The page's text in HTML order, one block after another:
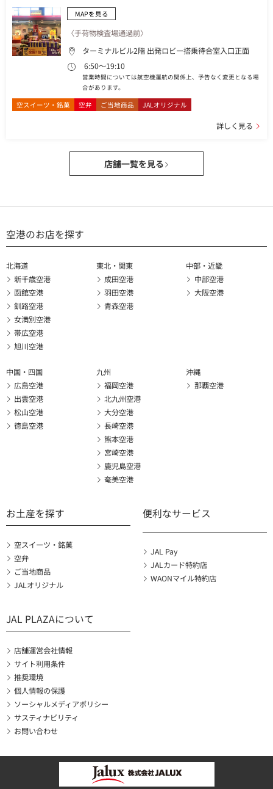
MAPを見る
〈手荷物検査場通過前〉
ターミナルビル2階 出発ロビー搭乗待合室入口正面
6:50～19:10
営業時間については航空機運航の関係上、予告なく変更となる場
合があります。
空スイーツ・銘菓 空弁 ご当地商品 JALオリジナル
詳しく見る
店舗一覧を見る
空港のお店を探す
北海道
新千歳空港
函館空港
釧路空港
女満別空港
帯広空港
旭川空港
東北・関東
成田空港
羽田空港
青森空港
中部・近畿
中部空港
大阪空港
中国・四国
広島空港
出雲空港
松山空港
徳島空港
九州
福岡空港
北九州空港
大分空港
長崎空港
熊本空港
宮崎空港
鹿児島空港
奄美空港
沖縄
那覇空港
お土産を探す
空スイーツ・銘菓
空弁
ご当地商品
JALオリジナル
便利なサービス
JAL Pay
JALカード特約店
WAONマイル特約店
JAL PLAZAについて
店舗運営会社情報
サイト利用条件
推奨環境
個人情報の保護
ソーシャルメディアポリシー
サスティナビリティ
お問い合わせ